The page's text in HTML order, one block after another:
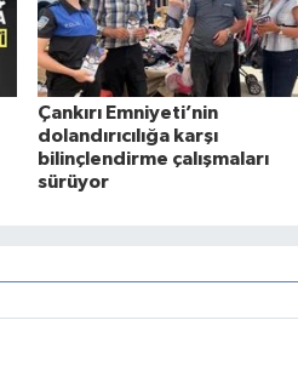
Çankırı Emniyeti’nin
dolandırıcılığa karşı
bilinçlendirme çalışmaları
sürüyor